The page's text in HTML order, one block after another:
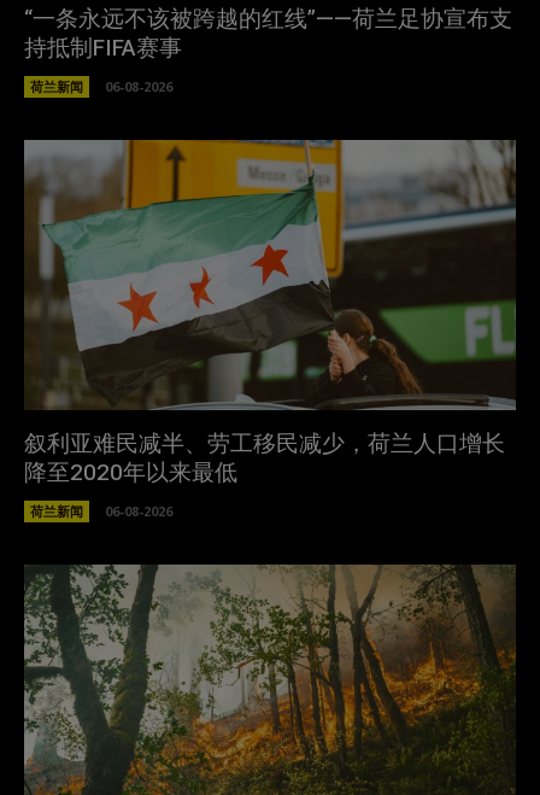
“一条永远不该被跨越的红线”——荷兰足协宣布支
持抵制FIFA赛事
荷兰新闻 06-08-2026
叙利亚难民减半、劳工移民减少，荷兰人口增长
降至2020年以来最低
荷兰新闻 06-08-2026